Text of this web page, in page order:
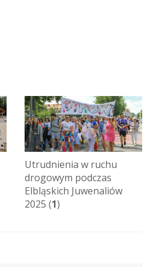
Utrudnienia w ruchu
drogowym podczas
Elbląskich Juwenaliów
2025 (1)